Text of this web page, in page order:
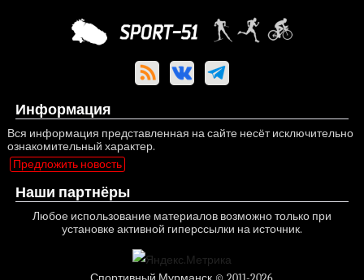
Информация
Вся информация представленная на сайте несёт исключительно
ознакомительный характер.
Предложить новость
Наши партнёры
Любое использование материалов возможно только при
установке активной гиперссылки на источник.